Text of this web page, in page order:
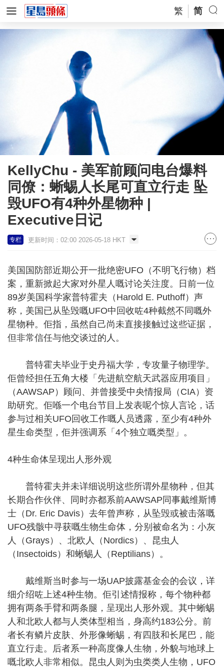
繁 简
KellyChu - 美军前顾问电台爆料
同僚：蜥蜴人长尾可直立行走 坠
毁UFO有4种外星物种 |
Executive日记
专栏 更新时间：02:00 2026-05-18 HKT
美国国防部近期公开一批绝密UFO（不明飞行物）档
案，重新掀起大家对外星人嘅讨论关注度。日前一位
89岁美国科学家普特霍夫（Harold E. Puthoff）声
称，美国已从坠毁嘅UFO中回收咗4种截然不同嘅外
星物种。佢指，虽然自己尚未直接接触过这些证据，
但非常信任与他交谈过的人。
普特霍夫毕业于史丹福大学，专攻量子物理学。
佢曾经担任五角大楼「先进航空航天武器应用项目」
（AAWSAP）顾问、并曾接受中央情报局（CIA）资
助研究。佢喺一个电台节目上发表呢个惊人言论，话
参与过相关UFO回收工作嘅人员透露，至少有4种外
星生命类型，佢并强调系「4个独立嘅类型」。
4种生命体呈现出人形外观
普特霍夫并未详细说明这些所谓外星物种，但其
长期合作伙伴、同时亦都系前AAWSAP同事戴维斯博
士（Dr. Eric Davis）去年曾声称，从坠毁或被击落嘅
UFO残骸中寻获嘅生物生命体，分别被命名为：小灰
人（Grays）、北欧人（Nordics）、昆虫人
（Insectoids）和蜥蜴人（Reptilians）。
戴维斯当时参与一场UAP披露基金会的会议，详
细介绍咗上述4种生物。佢引述情报称，每个物种都
拥有两条手臂和两条腿，呈现出人形外观。其中蜥蜴
人和北欧人都与人类体型相当，身高约183公分。前
者长有鳞片皮肤、外形像蜥蜴，有四肢和长尾巴，能
直立行走。后者系一种高度像人生物，外貌与地球上
嘅北欧人非常相似。昆虫人则为虫类类人生物，UFO